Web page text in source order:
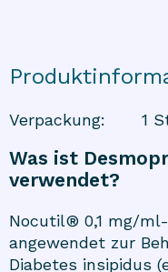
Verpackung: 1
Was ist
verwendet?
Nocutil® 0,1 mg/
angewendet zur
Diabetes insipidus